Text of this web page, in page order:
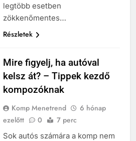
legtöbb esetben
zökkenőmentes…
Részletek
Mire figyelj, ha autóval
kelsz át? – Tippek kezdő
kompozóknak
Komp Menetrend
6 hónap
ezelőtt
0 7 perc
Sok autós számára a komp nem